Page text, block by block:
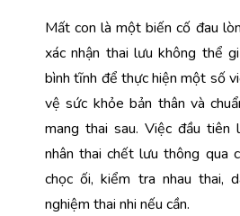
Mất con là một biến cố đau
xác nhận thai lưu không thể
bình tĩnh để thực hiện một số
vệ sức khỏe bản thân và
mang thai sau. Việc đầu tiên
nhân thai chết lưu thông qua
chọc ối, kiểm tra nhau thai,
nghiệm thai nhi nếu cần.